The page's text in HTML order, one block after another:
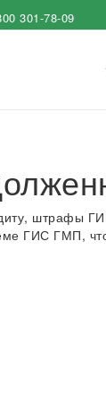
301-78-09
штрафы
ГИС ГМП,